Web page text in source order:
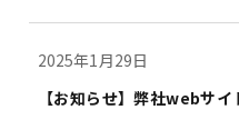
2025年1月29日
【お知らせ】弊社webサ